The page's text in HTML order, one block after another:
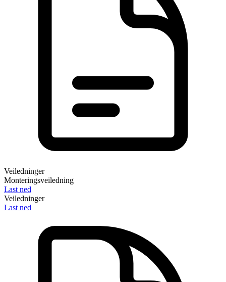
Veiledninger
Monteringsveiledning
Last ned
Veiledninger
Last ned